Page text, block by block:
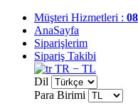
Müşteri Hizmetleri :
AnaSayfa
Siparişlerim
Sipariş Takibi
TR − TL
Dil
Para Birimi